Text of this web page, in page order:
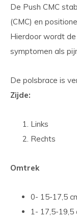
De Push CMC
(CMC) en
Hierdoor wordt
symptomen als
De polsbrace is
Zijde:
Links
Rechts
Omtrek
0- 15-17,5
1- 17,5-19,5